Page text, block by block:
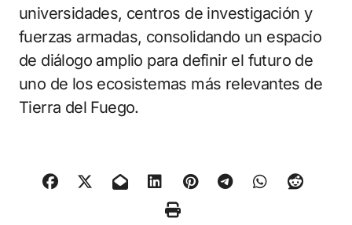
universidades, centros de investigación y
fuerzas armadas, consolidando un espacio
de diálogo amplio para definir el futuro de
uno de los ecosistemas más relevantes de
Tierra del Fuego.